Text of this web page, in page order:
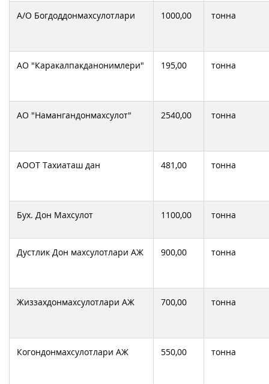
А/О Богдоддонмахсулотлари 1000,00 тонна
АО "Каракалпакданонимлери" 195,00 тонна
АО "Намангандонмахсулот" 2540,00 тонна
АООТ Тахиаташ дан 481,00 тонна
Бух. Дон Махсулот 1100,00 тонна
Дустлик Дон махсулотлари АЖ 900,00 тонна
Жиззахдонмахсулотлари АЖ 700,00 тонна
Когондонмахсулотлари АЖ 550,00 тонна